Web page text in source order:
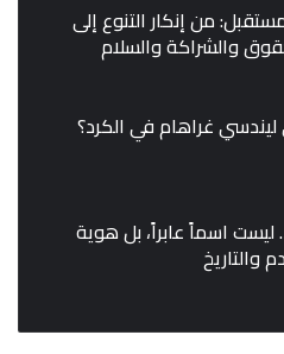
من إنكار التنوع إلى
والشراكة والسلام
ليندسي غراهام في الكرد؟
اسماً عابراً، بل هوية
والتاريخ